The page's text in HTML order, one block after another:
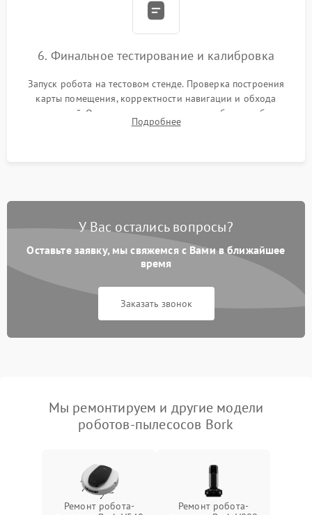
6. Финальное тестирование и калибровка
Запуск робота на тестовом стенде. Проверка построения
карты помещения, корректности навигации и обхода
препятствий. Оценка силы всасывания и работы турбины.
Тестирование автоматического возврата на док-станцию и
Подробнее
У Вас остались вопросы?
Оставьте заявку, мы свяжемся с Вами в ближайшее
время
Заказать звонок
Мы ремонтируем и другие модели
роботов-пылесосов Bork
Ремонт робота-
Ремонт робота-